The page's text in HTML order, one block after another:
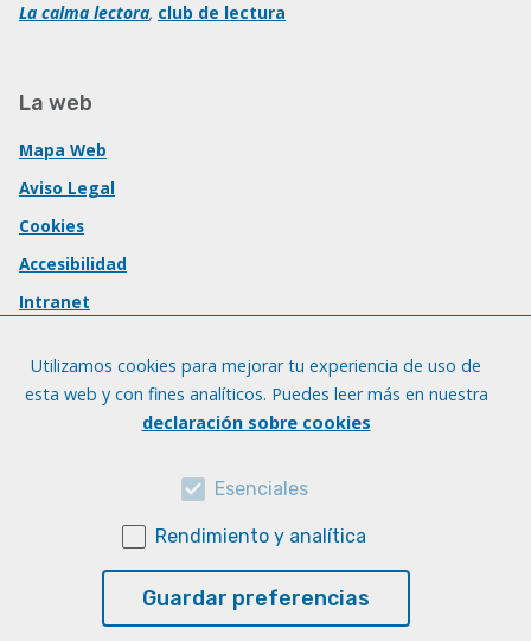
La calma lectora, club de lectura
La web
Mapa Web
Aviso Legal
Cookies
Accesibilidad
Intranet
Utilizamos cookies para mejorar tu experiencia de uso de
esta web y con fines analíticos. Puedes leer más en nuestra
declaración sobre cookies
Esenciales
Rendimiento y analítica
Guardar preferencias